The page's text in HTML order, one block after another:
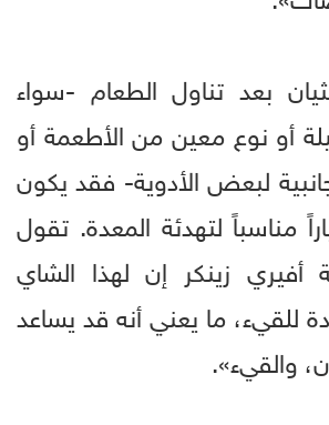
بعد تناول الطعام -سواء
أو نوع معين من الأطعمة أو
لبعض الأدوية- فقد يكون
مناسباً لتهدئة المعدة. تقول
أفيري زينكر إن لهذا الشاي
ما يعني أنه قد يساعد
والقيء».